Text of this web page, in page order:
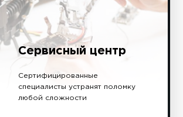
Сервисный центр
Сертифицированные
специалисты устранят поломку
любой сложности